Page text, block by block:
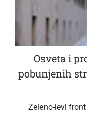
Osveta i
pobunjenih
Zeleno-levi